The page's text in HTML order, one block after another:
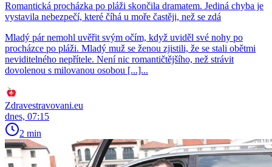
Romantická procházka po pláži skončila dramatem. Jediná chyba je
vystavila nebezpečí, které číhá u moře častěji, než se zdá
Mladý pár nemohl uvěřit svým očím, když uviděl své nohy po
procházce po pláži. Mladý muž se ženou zjistili, že se stali obětmi
neviditelného nepřítele. Není nic romantičtějšího, než strávit
dovolenou s milovanou osobou [...]...
Zdravestravovani.eu
dnes, 07:15
2 min